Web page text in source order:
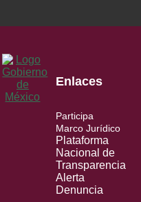
Enlaces
Participa
Marco Jurídico
Plataforma
Nacional de
Transparencia
Alerta
Denuncia